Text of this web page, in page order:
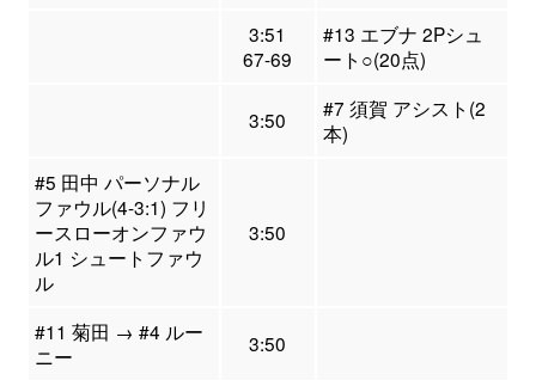
3:51
67-69
#13 エブナ 2Pシュ
ート○(20点)
3:50
#7 須賀 アシスト(2
本)
#5 田中 パーソナル
ファウル(4-3:1) フリ
ースローオンファウ
ル1 シュートファウ
ル
3:50
#11 菊田 → #4 ルー
ニー
3:50